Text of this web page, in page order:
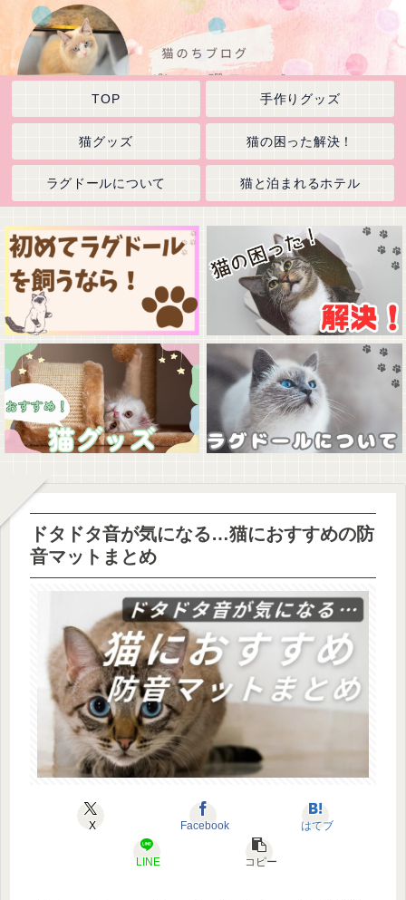
TOP 手作りグッズ
猫グッズ 猫の困った解決！
ラグドールについて 猫と泊まれるホテル
ドタドタ音が気になる…猫におすすめの防
音マットまとめ
X Facebook はてブ
LINE コピー